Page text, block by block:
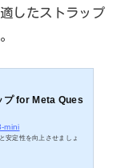
したストラップ
プ for Meta Ques
mini
安定性を向上させましょ